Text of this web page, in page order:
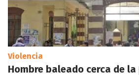
Violencia
Hombre baleado cerca de la